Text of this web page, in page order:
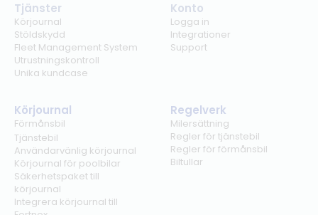
Tjänster
Körjournal
Stöldskydd
Fleet Management System
Utrustningskontroll
Unika kundcase
Konto
Logga in
Integrationer
Support
Körjournal
Förmånsbil
Tjänstebil
Användarvänlig körjournal
Körjournal för poolbilar
Säkerhetspaket till
körjournal
Integrera körjournal till
Regelverk
Milersättning
Regler för tjänstebil
Regler för förmånsbil
Biltullar